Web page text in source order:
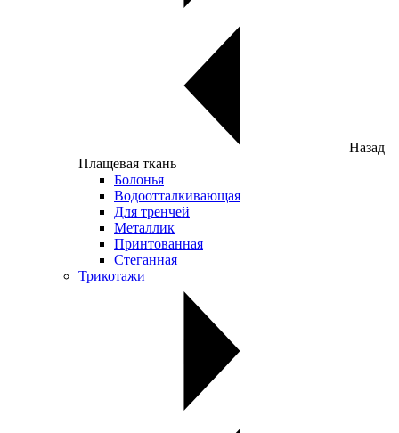
Назад
Плащевая ткань
Болонья
Водоотталкивающая
Для тренчей
Металлик
Принтованная
Стеганная
Трикотажи